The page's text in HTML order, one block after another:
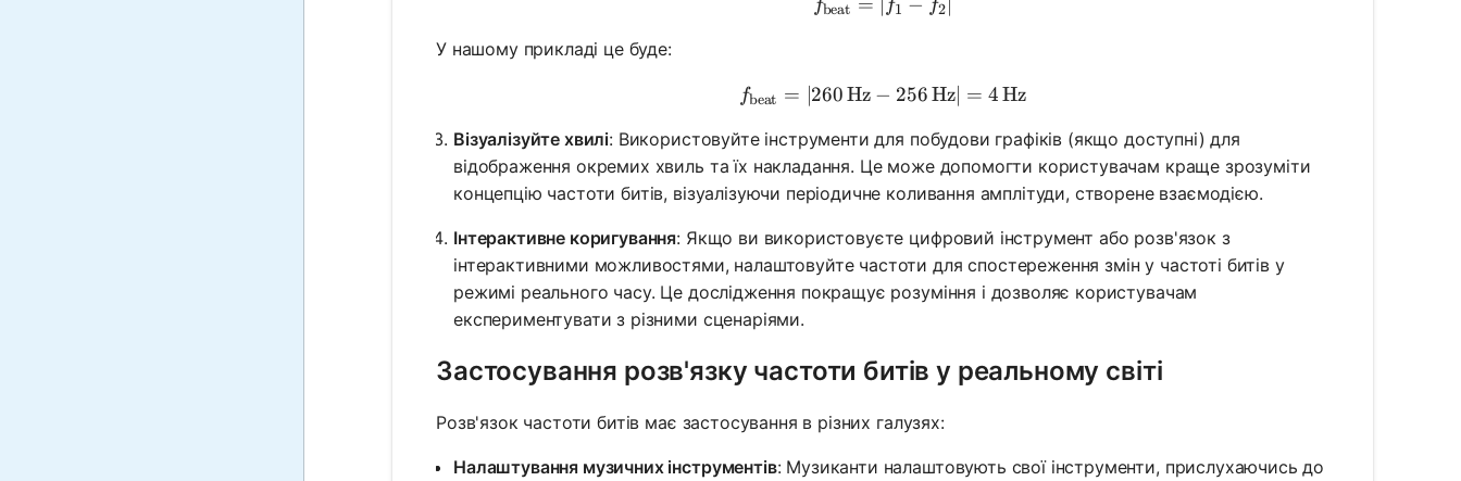
fbeat f1 f2
У нашому прикладі це буде:
f_{\text{beat}} = |260 \, \text{Hz} - 256 \, \text{Hz}| = 4 \,
fbeat = ∣260Hz − 256Hz∣ = 4Hz
Візуалізуйте хвилі: Використовуйте інструменти для побудови графіків (якщо доступні) для
відображення окремих хвиль та їх накладання. Це може допомогти користувачам краще зрозуміти
концепцію частоти битів, візуалізуючи періодичне коливання амплітуди, створене взаємодією.
Інтерактивне коригування: Якщо ви використовуєте цифровий інструмент або розв'язок з
інтерактивними можливостями, налаштовуйте частоти для спостереження змін у частоті битів у
режимі реального часу. Це дослідження покращує розуміння і дозволяє користувачам
експериментувати з різними сценаріями.
Застосування розв'язку частоти битів у реальному світі
Розв'язок частоти битів має застосування в різних галузях:
Налаштування музичних інструментів: Музиканти налаштовують свої інструменти, прислухаючись до